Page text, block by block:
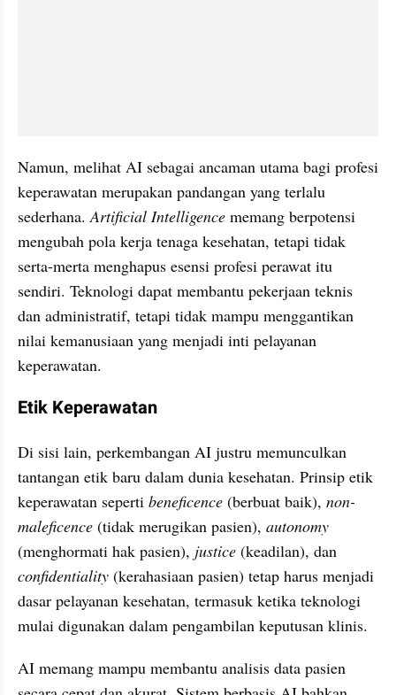
Namun, melihat AI sebagai ancaman utama bagi profesi
keperawatan merupakan pandangan yang terlalu
sederhana. Artificial Intelligence memang berpotensi
mengubah pola kerja tenaga kesehatan, tetapi tidak
serta-merta menghapus esensi profesi perawat itu
sendiri. Teknologi dapat membantu pekerjaan teknis
dan administratif, tetapi tidak mampu menggantikan
nilai kemanusiaan yang menjadi inti pelayanan
keperawatan.
Etik Keperawatan
Di sisi lain, perkembangan AI justru memunculkan
tantangan etik baru dalam dunia kesehatan. Prinsip etik
keperawatan seperti beneficence (berbuat baik), non-
maleficence (tidak merugikan pasien), autonomy
(menghormati hak pasien), justice
confidentiality (kerahasiaan pasien) tetap harus menjadi
dasar pelayanan kesehatan, termasuk ketika teknologi
mulai digunakan dalam pengambilan keputusan klinis.
AI memang mampu membantu analisis data pasien